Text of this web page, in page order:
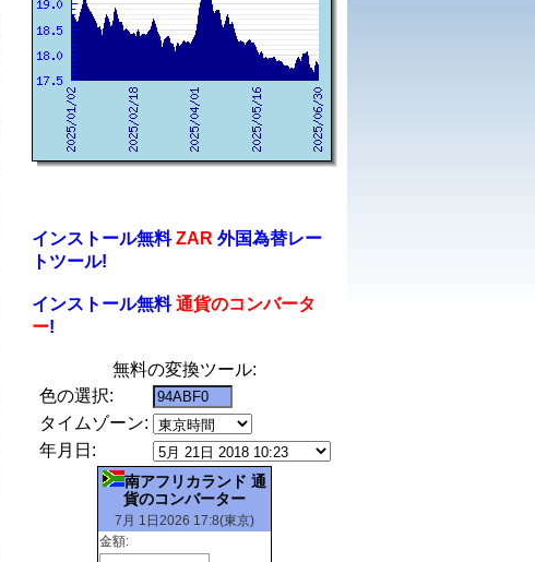
インストール無料ZAR 外国為替レー
トツール!
インストール無料通貨のコンバータ
ー!
無料の変換ツール:
色の選択:
タイムゾーン:
年月日:
南アフリカランド 通
貨のコンバーター
7月 1日2026 17:8(東京)
金額: